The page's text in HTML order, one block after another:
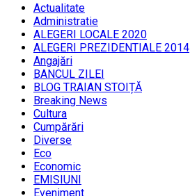
Actualitate
Administratie
ALEGERI LOCALE 2020
ALEGERI PREZIDENTIALE 2014
Angajări
BANCUL ZILEI
BLOG TRAIAN STOIȚĂ
Breaking News
Cultura
Cumpărări
Diverse
Eco
Economic
EMISIUNI
Eveniment